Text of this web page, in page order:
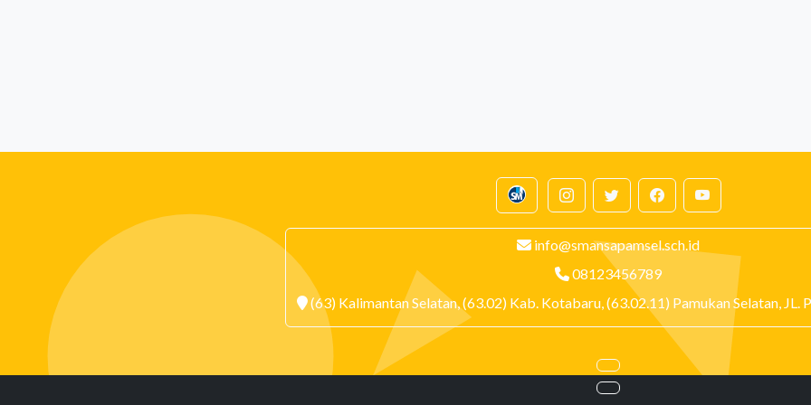
info@smansapamsel.sch.id
08123456789
(63) Kalimantan Selatan, (63.02) Kab. Kotabaru, (63.02.11) Pamukan Selatan,